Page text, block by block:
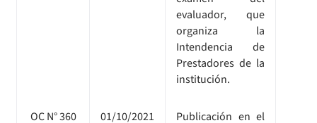
evaluador, que
organiza la
Intendencia de
Prestadores de la
institución.
OC N° 360 01/10/2021
Publicación en el